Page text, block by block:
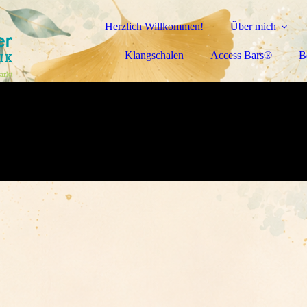
Herzlich Willkommen! Über mich
Klangschalen Access Bars®